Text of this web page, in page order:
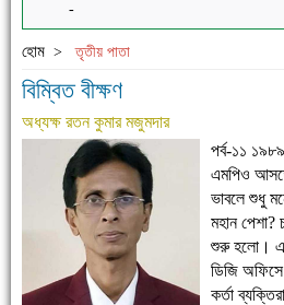
হোম > তৃতীয় পাতা
বিম্বিত বীক্ষণ
অধ্যক্ষ রতন কুমার মজুমদার
পর্ব-১১
এমপিও
ভাবলে শুধু
মহান
শুরু হলো।
ডিজি অফিসে
কর্তা